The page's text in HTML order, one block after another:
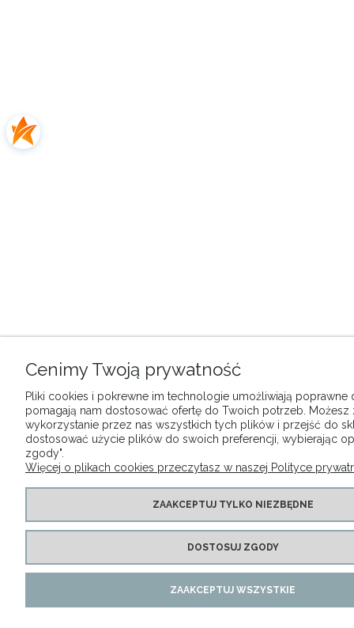
Cenimy Twoją prywatność
Pliki cookies i pokrewne im technologie umożliwiają poprawne
pomagają nam dostosować ofertę do Twoich potrzeb. Możesz
wykorzystanie przez nas wszystkich tych plików i przejść do
dostosować użycie plików do swoich preferencji, wybierając
zgody".
Więcej o plikach cookies przeczytasz w naszej Polityce
ZAAKCEPTUJ TYLKO NIEZBĘDNE
DOSTOSUJ ZGODY
ZAAKCEPTUJ WSZYSTKIE